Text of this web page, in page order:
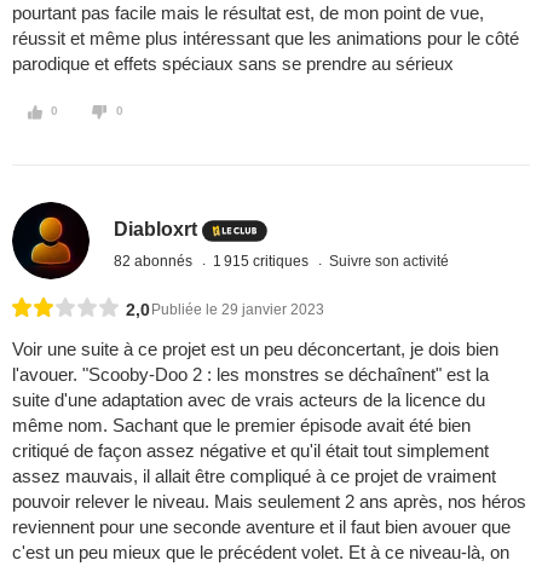
pourtant pas facile mais le résultat est, de mon point de vue,
réussit et même plus intéressant que les animations pour le côté
parodique et effets spéciaux sans se prendre au sérieux
0 0
Diabloxrt
82 abonnés 1 915 critiques Suivre son activité
2,0 Publiée le 29 janvier 2023
Voir une suite à ce projet est un peu déconcertant, je dois bien
l'avouer. "Scooby-Doo 2 : les monstres se déchaînent" est la
suite d'une adaptation avec de vrais acteurs de la licence du
même nom. Sachant que le premier épisode avait été bien
critiqué de façon assez négative et qu'il était tout simplement
assez mauvais, il allait être compliqué à ce projet de vraiment
pouvoir relever le niveau. Mais seulement 2 ans après, nos héros
reviennent pour une seconde aventure et il faut bien avouer que
c'est un peu mieux que le précédent volet. Et à ce niveau-là, on